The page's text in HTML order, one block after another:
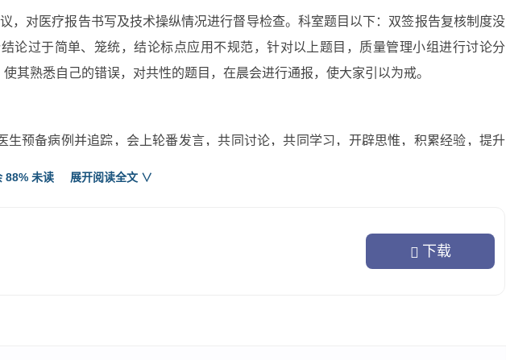
，对医疗报告书写及技术操纵情况进行督导检查。科室题目以下：双签报告复核制度没
论过于简单、笼统，结论标点应用不规范，针对以上题目，质量管理小组进行讨论分
其熟悉自己的错误，对共性的题目，在晨会进行通报，使大家引以为戒。
预备病例并追踪，会上轮番发言，共同讨论，共同学习，开辟思惟，积累经验，提升
习，对可能引发纠纷的情况进行了总结和分析如下面：
了全国多例x线检查致畸形引发纠纷的案例，从中吸取经验，进步大家的熟悉及敏感
88% 未读 展开阅读全文 ∨
下载